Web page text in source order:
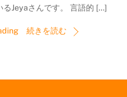
るJeyaさんです。 言語的 […]
続きを読む